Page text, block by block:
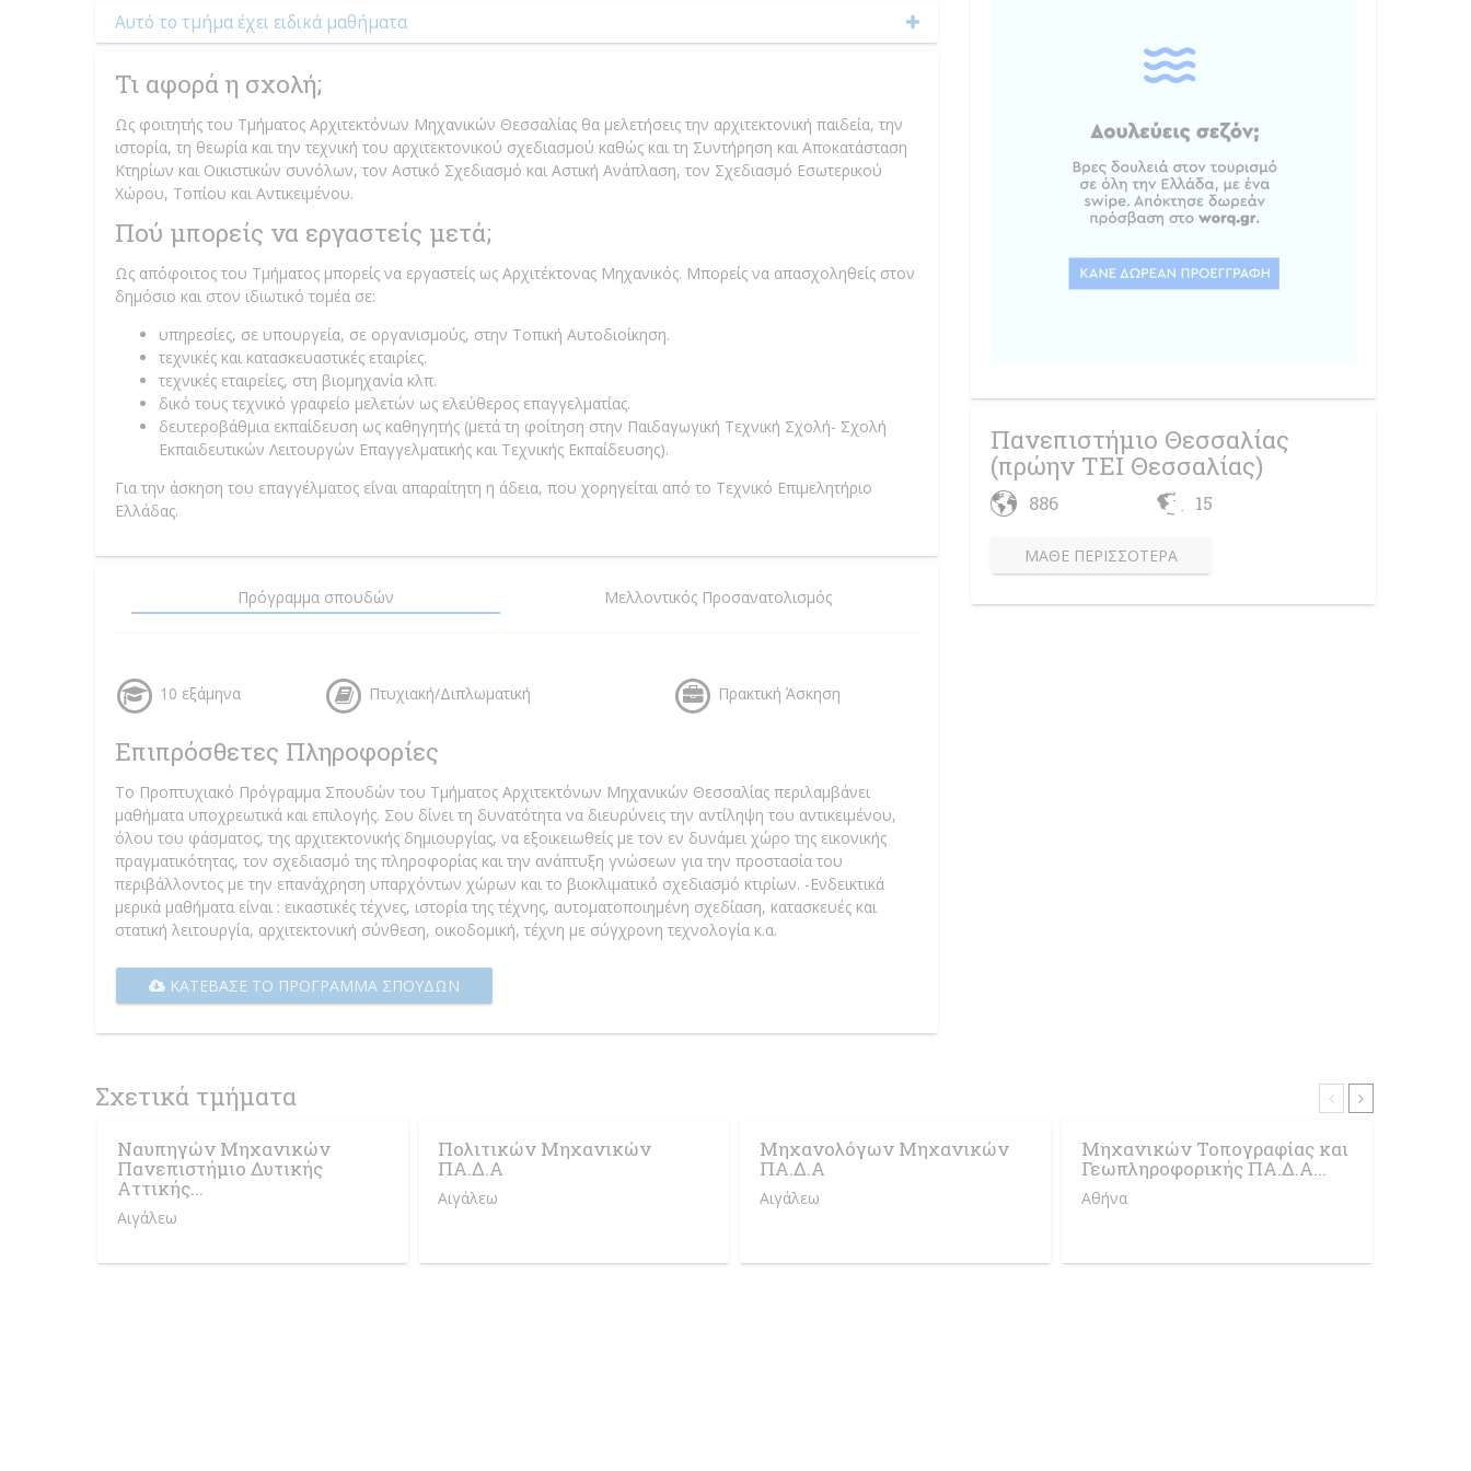
Αυτό το τμήμα έχει ειδικά μαθήματα
Τι αφορά η σχολή;
Ως φοιτητής του Τμήματος Αρχιτεκτόνων Μηχανικών Θεσσαλίας θα μελετήσεις την αρχιτεκτονική παιδεία, την
ιστορία, τη θεωρία και την τεχνική του αρχιτεκτονικού σχεδιασμού καθώς και τη Συντήρηση και Αποκατάσταση
Κτηρίων και Οικιστικών συνόλων, τον Αστικό Σχεδιασμό και Αστική Ανάπλαση, τον Σχεδιασμό Εσωτερικού
Χώρου, Τοπίου και Αντικειμένου.
Πού μπορείς να εργαστείς μετά;
Ως απόφοιτος του Τμήματος μπορείς να εργαστείς ως Αρχιτέκτονας Μηχανικός. Μπορείς να απασχοληθείς στον
δημόσιο και στον ιδιωτικό τομέα σε:
υπηρεσίες, σε υπουργεία, σε οργανισμούς, στην Τοπική Αυτοδιοίκηση.
τεχνικές και κατασκευαστικές εταιρίες.
τεχνικές εταιρείες, στη βιομηχανία κλπ.
δικό τους τεχνικό γραφείο μελετών ως ελεύθερος επαγγελματίας.
δευτεροβάθμια εκπαίδευση ως καθηγητής (μετά τη φοίτηση στην Παιδαγωγική Τεχνική Σχολή- Σχολή
Εκπαιδευτικών Λειτουργών Επαγγελματικής και Τεχνικής Εκπαίδευσης).
Για την άσκηση του επαγγέλματος είναι απαραίτητη η άδεια, που χορηγείται από το Τεχνικό Επιμελητήριο
Ελλάδας.
Πρόγραμμα σπουδών Μελλοντικός Προσανατολισμός
10 εξάμηνα Πτυχιακή/Διπλωματική Πρακτική Άσκηση
Επιπρόσθετες Πληροφορίες
Το Προπτυχιακό Πρόγραμμα Σπουδών του Τμήματος Αρχιτεκτόνων Μηχανικών Θεσσαλίας περιλαμβάνει
μαθήματα υποχρεωτικά και επιλογής. Σου δίνει τη δυνατότητα να διευρύνεις την αντίληψη του αντικειμένου,
όλου του φάσματος, της αρχιτεκτονικής δημιουργίας, να εξοικειωθείς με τον εν δυνάμει χώρο της εικονικής
πραγματικότητας, τον σχεδιασμό της πληροφορίας και την ανάπτυξη γνώσεων για την προστασία του
περιβάλλοντος με την επανάχρηση υπαρχόντων χώρων και το βιοκλιματικό σχεδιασμό κτιρίων. -Ενδεικτικά
μερικά μαθήματα είναι : εικαστικές τέχνες, ιστορία της τέχνης, αυτοματοποιημένη σχεδίαση, κατασκευές και
στατική λειτουργία, αρχιτεκτονική σύνθεση, οικοδομική, τέχνη με σύγχρονη τεχνολογία κ.α.
ΚΑΤΈΒΑΣΕ ΤΟ ΠΡΌΓΡΑΜΜΑ ΣΠΟΥΔΏΝ
Πανεπιστήμιο Θεσσαλίας
(πρώην ΤΕΙ Θεσσαλίας)
886 15
ΜΆΘΕ ΠΕΡΙΣΣΌΤΕΡΑ
Σχετικά τμήματα
Ναυπηγών Μηχανικών
Πανεπιστήμιο Δυτικής
Αττικής...
Αιγάλεω
Πολιτικών Μηχανικών
ΠΑ.Δ.Α
Αιγάλεω
Μηχανολόγων Μηχανικών
ΠΑ.Δ.Α
Αιγάλεω
Μηχανικών Τοπογραφίας και
Γεωπληροφορικής ΠΑ.Δ.Α...
Αθήνα